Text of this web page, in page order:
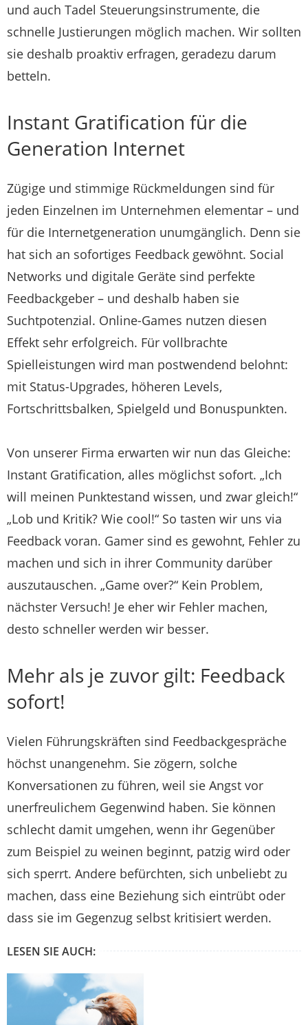
und auch Tadel Steuerungsinstrumente, die
schnelle Justierungen möglich machen. Wir sollten
sie deshalb proaktiv erfragen, geradezu darum
betteln.
Instant Gratification für die
Generation Internet
Zügige und stimmige Rückmeldungen sind für
jeden Einzelnen im Unternehmen elementar – und
für die Internetgeneration unumgänglich. Denn sie
hat sich an sofortiges Feedback gewöhnt. Social
Networks und digitale Geräte sind perfekte
Feedbackgeber – und deshalb haben sie
Suchtpotenzial. Online-Games nutzen diesen
Effekt sehr erfolgreich. Für vollbrachte
Spielleistungen wird man postwendend belohnt:
mit Status-Upgrades, höheren Levels,
Fortschrittsbalken, Spielgeld und Bonuspunkten.
Von unserer Firma erwarten wir nun das Gleiche:
Instant Gratification, alles möglichst sofort. „Ich
will meinen Punktestand wissen, und zwar gleich!“
„Lob und Kritik? Wie cool!“ So tasten wir uns via
Feedback voran. Gamer sind es gewohnt, Fehler zu
machen und sich in ihrer Community darüber
auszutauschen. „Game over?“ Kein Problem,
nächster Versuch! Je eher wir Fehler machen,
desto schneller werden wir besser.
Mehr als je zuvor gilt: Feedback
sofort!
Vielen Führungskräften sind Feedbackgespräche
höchst unangenehm. Sie zögern, solche
Konversationen zu führen, weil sie Angst vor
unerfreulichem Gegenwind haben. Sie können
schlecht damit umgehen, wenn ihr Gegenüber
zum Beispiel zu weinen beginnt, patzig wird oder
sich sperrt. Andere befürchten, sich unbeliebt zu
machen, dass eine Beziehung sich eintrübt oder
dass sie im Gegenzug selbst kritisiert werden.
LESEN SIE AUCH: